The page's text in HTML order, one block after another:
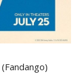
(Fandango)